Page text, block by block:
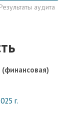
Результаты аудита
г.